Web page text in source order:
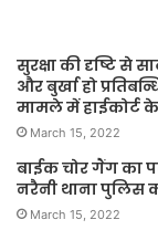
सुरक्षा की दृष्टि से
और बुर्खा हो
मामले में हाईकोर्ट
March 15, 2022
बाईक चोर गैंग का
नरैनी थाना पुलिस
March 15, 2022